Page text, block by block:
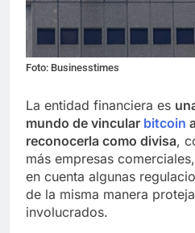
Foto: Businesstimes
La entidad financiera es
mundo de vincular bitcoin
reconocerla como divisa,
más empresas
en cuenta algunas
de la misma manera
involucrados.